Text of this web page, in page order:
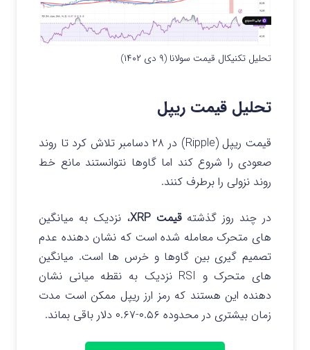
تحلیل تکنیکال قیمت سولانا (۹ دی ۱۴۰۲)
تحلیل قیمت ریپل
قیمت ریپل (Ripple) در ۲۸ دسامبر تلاش کرد تا روند
صعودی را شروع کند اما گاوها نتوانستند مانع خط
روند نزولی را برطرف کنند.
در چند روز گذشتهقیمت XRP
، نزدیک به میانگین
های متحرک معامله شده است که نشان دهنده عدم
تصمیم گیری بین گاوها و خرس ها است. میانگین
های متحرک و RSI نزدیک به نقطه میانی نشان
دهنده این هستند که رمز ارز ریپل ممکن است مدت
زمان بیشتری در محدوده ۰.۵۶-۰.۶۷ دلار باقی بماند.